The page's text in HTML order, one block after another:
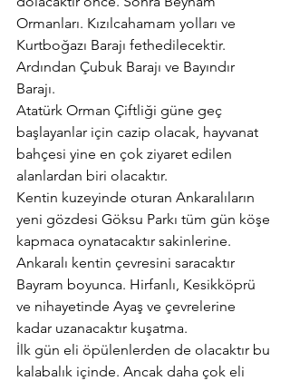
Ormanları. Kızılcahamam yolları ve
Kurtboğazı Barajı fethedilecektir.
Ardından Çubuk Barajı ve Bayındır
Barajı.
Atatürk Orman Çiftliği güne geç
başlayanlar için cazip olacak, hayvanat
bahçesi yine en çok ziyaret edilen
alanlardan biri olacaktır.
Kentin kuzeyinde oturan Ankaralıların
yeni gözdesi Göksu Parkı tüm gün köşe
kapmaca oynatacaktır sakinlerine.
Ankaralı kentin çevresini saracaktır
Bayram boyunca. Hirfanlı, Kesikköprü
ve nihayetinde Ayaş ve çevrelerine
kadar uzanacaktır kuşatma.
İlk gün eli öpülenlerden de olacaktır bu
kalabalık içinde. Ancak daha çok eli